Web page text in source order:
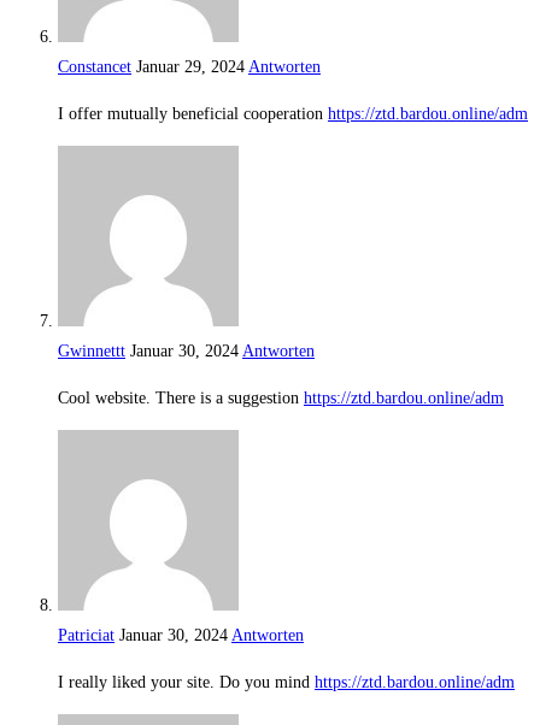
Constancet Januar 29, 2024 Antworten
I offer mutually beneficial cooperation https://ztd.bardou.online/adm
Gwinnettt Januar 30, 2024 Antworten
Cool website. There is a suggestion https://ztd.bardou.online/adm
Patriciat Januar 30, 2024 Antworten
I really liked your site. Do you mind https://ztd.bardou.online/adm